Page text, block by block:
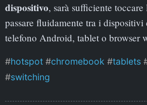
dispositivo, sarà sufficiente toccare
passare fluidamente tra i dispositivi
telefono Android, tablet o browser
hotspot chromebook tablets
switching